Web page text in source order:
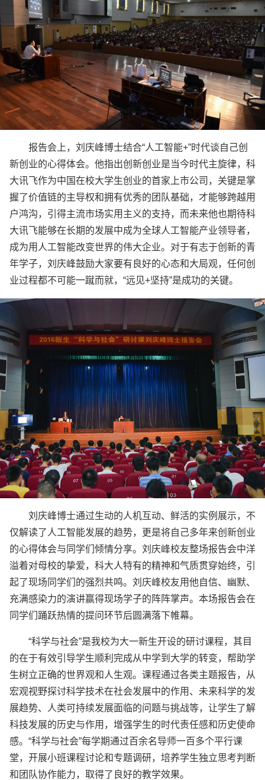
报告会上，刘庆峰博士结合“人工智能+”时代谈自己创
新创业的心得体会。他指出创新创业是当今时代主旋律，科
大讯飞作为中国在校大学生创业的首家上市公司，关键是掌
握了价值链的主导权和拥有优秀的团队基础，才能够跨越用
户鸿沟，引得主流市场实用主义的支持，而未来他也期待科
大讯飞能够在长期的发展中成为全球人工智能产业领导者，
成为用人工智能改变世界的伟大企业。对于有志于创新的青
年学子，刘庆峰鼓励大家要有良好的心态和大局观，任何创
业过程都不可能一蹴而就，“远见+坚持”是成功的关键。
刘庆峰博士通过生动的人机互动、鲜活的实例展示，不
仅解读了人工智能发展的趋势，更是将自己多年来创新创业
的心得体会与同学们倾情分享。刘庆峰校友整场报告会中洋
溢着对母校的挚爱，科大人特有的精神和气质贯穿始终，引
起了现场同学们的强烈共鸣。刘庆峰校友用他自信、幽默、
充满感染力的演讲赢得现场学子的阵阵掌声。本场报告会在
同学们踊跃热情的提问环节后圆满落下帷幕。
“科学与社会”是我校为大一新生开设的研讨课程，其目
的在于有效引导学生顺利完成从中学到大学的转变，帮助学
生树立正确的世界观和人生观。课程通过各类主题报告，从
宏观视野探讨科学技术在社会发展中的作用、未来科学的发
展趋势、人类可持续发展面临的问题与挑战等，让学生了解
科技发展的历史与作用，增强学生的时代责任感和历史使命
感。“科学与社会”每学期通过百余名导师一百多个平行课
堂，开展小班课程讨论和专题调研，培养学生独立思考判断
和团队协作能力，取得了良好的教学效果。